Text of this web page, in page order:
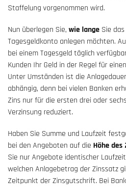
Staffelung vorgenommen wird.
Nun überlegen Sie, wie lange Sie
Tagesgeldkonto anlegen möchten.
bei einem Tagesgeld täglich
Kunden Ihr Geld in der Regel für
Unter Umständen ist die
abhängig, denn bei vielen Banken
Zins nur für die ersten drei oder
Verzinsung reduziert.
Haben Sie Summe und Laufzeit
bei den Angeboten auf die Höhe des
Sie nur Angebote identischer
welchen Anlagebetrag der Zinssatz
Zeitpunkt der Zinsgutschrift. Bei